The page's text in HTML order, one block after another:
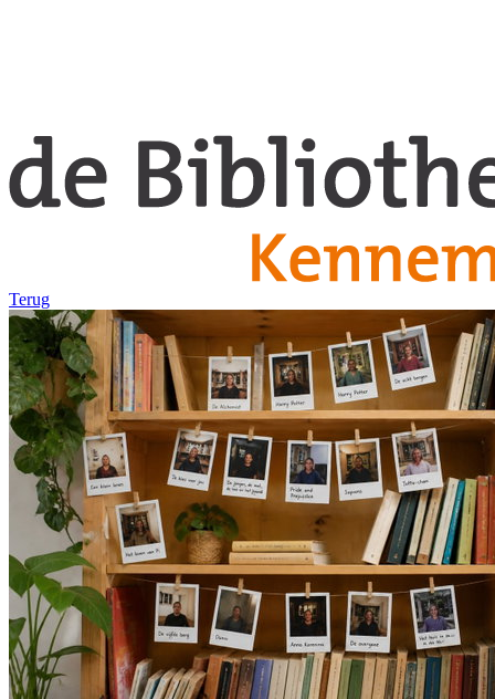
Terug